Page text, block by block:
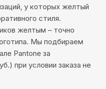
у которых желтый
стиля.
желтым – точно
Мы подбираем
Pantone за
при условии заказа не